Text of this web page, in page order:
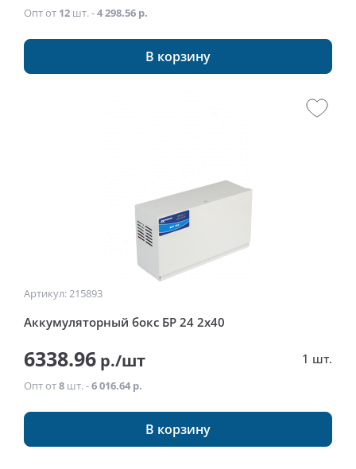
Опт от 12 шт. -4 298.56 р.
В корзину
Артикул: 215893
Аккумуляторный бокс БР 24 2x40
6338.96 р./шт 1 шт.
Опт от8 шт. -6 016.64 р.
В корзину